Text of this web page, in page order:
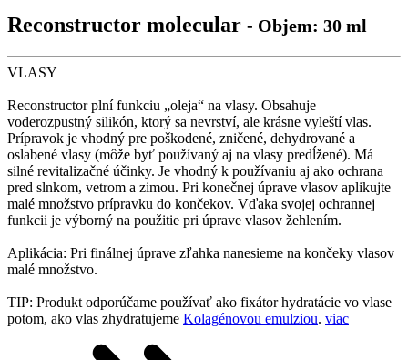
Reconstructor molecular - Objem: 30 ml
VLASY
Reconstructor plní funkciu „oleja“ na vlasy. Obsahuje
voderozpustný silikón, ktorý sa nevrství, ale krásne vyleští vlas.
Prípravok je vhodný pre poškodené, zničené, dehydrované a
oslabené vlasy (môže byť používaný aj na vlasy predĺžené). Má
silné revitalizačné účinky. Je vhodný k používaniu aj ako ochrana
pred slnkom, vetrom a zimou. Pri konečnej úprave vlasov aplikujte
malé množstvo prípravku do končekov. Vďaka svojej ochrannej
funkcii je výborný na použitie pri úprave vlasov žehlením.
Aplikácia: Pri finálnej úprave zľahka nanesieme na končeky vlasov
malé množstvo.
TIP: Produkt odporúčame používať ako fixátor hydratácie vo vlase
potom, ako vlas zhydratujeme Kolagénovou emulziou. viac